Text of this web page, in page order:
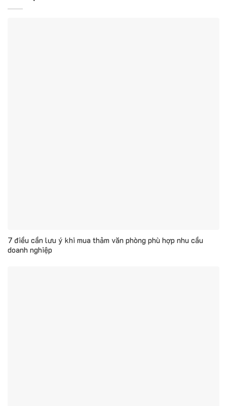
7 điều cần lưu ý khi mua thảm văn phòng phù hợp nhu cầu
doanh nghiệp